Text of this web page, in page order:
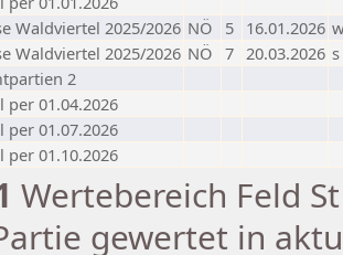
Waldviertel 2025/2026 NÖ 5 16.01.2026
Waldviertel 2025/2026 NÖ 7 20.03.2026 s
2
per 01.04.2026
per 01.07.2026
per 01.10.2026
Wertebereich Feld
gewertet in